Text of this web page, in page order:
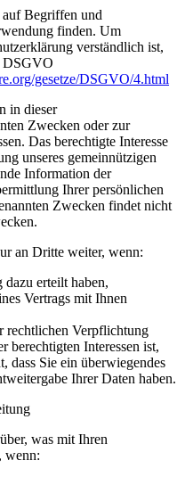
auf Begriffen und
finden. Um
verständlich ist,
DSGVO
gesetze/DSGVO/4.html
in dieser
Zwecken oder zur
Das berechtigte Interesse
unseres gemeinnützigen
Information der
Ihrer persönlichen
Zwecken findet nicht
an Dritte weiter, wenn:
erteilt haben,
Vertrags mit Ihnen
rechtlichen Verpflichtung
berechtigten Interessen ist,
dass Sie ein überwiegendes
Ihrer Daten haben.
was mit Ihren
wenn: